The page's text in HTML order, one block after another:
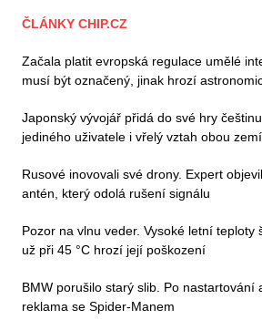
ČLÁNKY CHIP.CZ
Začala platit evropská regulace umělé
musí být označený, jinak hrozí
Japonský vývojář přidá do své hry
jediného uživatele i vřelý vztah obou zemí
Rusové inovovali své drony. Expert
antén, který odolá rušení signálu
Pozor na vlnu veder. Vysoké letní teploty
už při 45 °C hrozí její poškození
BMW porušilo starý slib. Po nastartování
reklama se Spider-Manem